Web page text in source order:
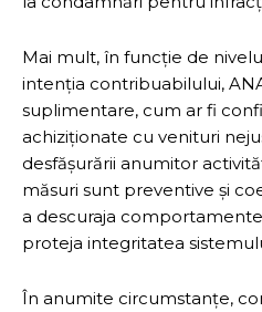
Mai mult, în funcție de
intenția contribuabilului,
suplimentare, cum ar fi
achiziționate cu venituri
desfășurării anumitor
măsuri sunt preventive și
a descuraja
proteja integritatea
În anumite circumstanțe,